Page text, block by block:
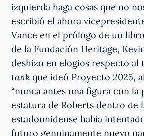
izquierda haga cosas que no
escribió el ahora
Vance en el prólogo de un
de la Fundación Heritage,
deshizo en elogios respecto
tank que ideó Proyecto 2025,
“nunca antes una figura con la
estatura de Roberts dentro de
estadounidense había
futuro genuinamente nuevo